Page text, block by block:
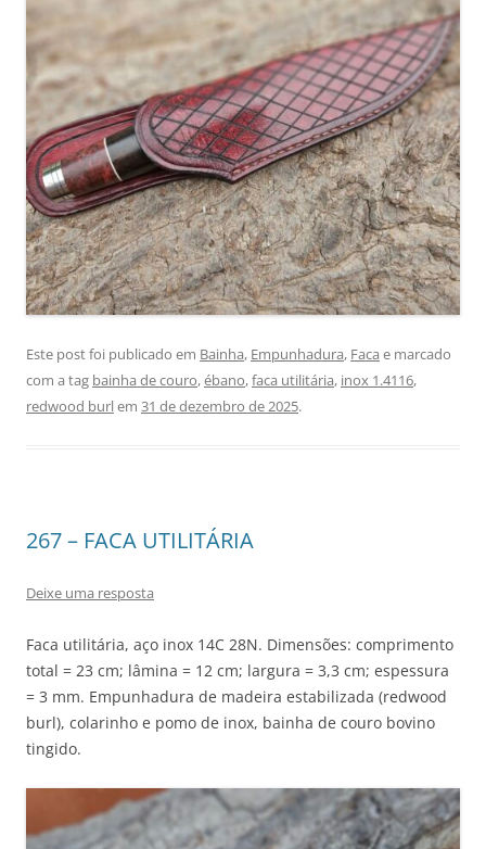
Este post foi publicado em Bainha, Empunhadura, Faca e marcado
com a tag bainha de couro,ébano,faca utilitária, inox 1.4116,
redwood burlem 31 de dezembro de 2025.
267 – FACA UTILITÁRIA
Deixe uma resposta
Faca utilitária, aço inox 14C 28N. Dimensões: comprimento
total = 23 cm; lâmina = 12 cm; largura = 3,3 cm; espessura
= 3 mm. Empunhadura de madeira estabilizada (redwood
burl), colarinho e pomo de inox, bainha de couro bovino
tingido.